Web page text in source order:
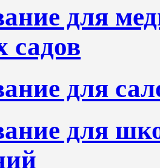
для
садов
для
для